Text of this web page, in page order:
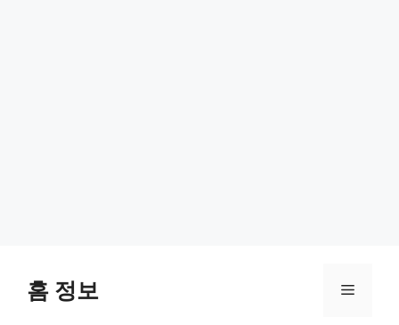
content홈 정보 Menu